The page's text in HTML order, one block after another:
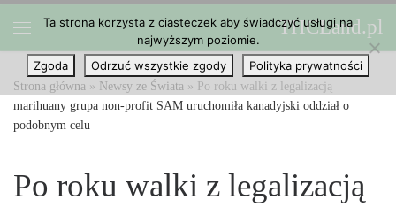
Przejdź do treści THCLand.pl
Strona główna » Newsy ze Świata » Po roku walki z legalizacją
marihuany grupa non-profit SAM uruchomiła kanadyjski oddział o
podobnym celu
Po roku walki z legalizacją
Ta strona korzysta z ciasteczek aby świadczyć usługi na
najwyższym poziomie.
Zgoda
Odrzuć wszystkie zgody Polityka prywatności